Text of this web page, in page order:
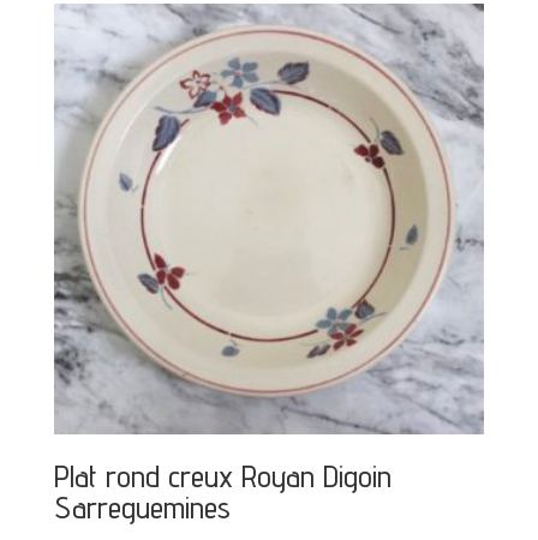
Plat rond creux Royan Digoin
Sarreguemines